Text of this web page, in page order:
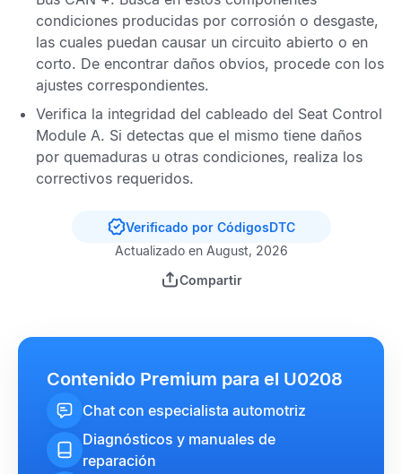
condiciones producidas por corrosión o desgaste,
las cuales puedan causar un circuito abierto o en
corto. De encontrar daños obvios, procede con los
ajustes correspondientes.
Verifica la integridad del cableado del Seat Control
Module A. Si detectas que el mismo tiene daños
por quemaduras u otras condiciones, realiza los
correctivos requeridos.
Verificado por CódigosDTC
Actualizado en August, 2026
Compartir
Contenido Premium para el U0208
Chat con especialista automotriz
Diagnósticos y manuales de
reparación